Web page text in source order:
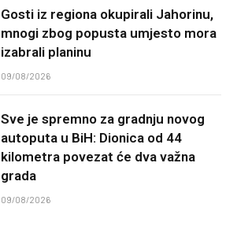
Gosti iz regiona okupirali Jahorinu,
mnogi zbog popusta umjesto mora
izabrali planinu
09/08/2026
Sve je spremno za gradnju novog
autoputa u BiH: Dionica od 44
kilometra povezat će dva važna
grada
09/08/2026